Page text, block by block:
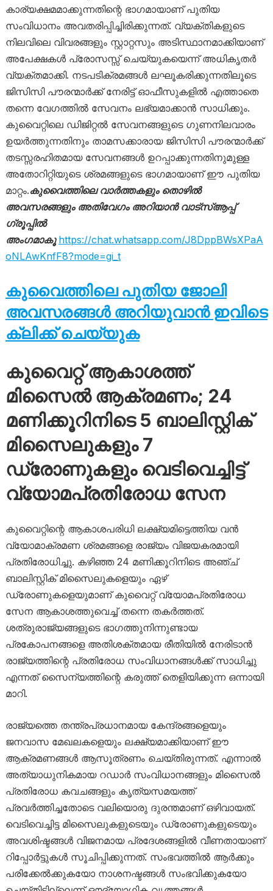
കാര്യക്ഷമമാക്കുന്നതിന്റെ ഭാഗമായാണ് പുതിയ
സംവിധാനം അവതരിപ്പിച്ചിരിക്കുന്നത്. വ്യക്തികളുടെ
നിലവിലെ വിവരങ്ങളും സ്റ്റാറ്റസും അടിസ്ഥാനമാക്കിയാണ്
അപേക്ഷകൾ പ്രോസസ്സ് ചെയ്യുകയെന്ന് അധികൃതർ
വ്യക്തമാക്കി. നടപടിക്രമങ്ങൾ ലഘൂകരിക്കുന്നതിലൂടെ
ജിസിസി പൗരന്മാർക്ക് നേരിട്ട് ഓഫീസുകളിൽ എത്താതെ
തന്നെ വേഗത്തിൽ സേവനം ലഭ്യമാക്കാൻ സാധിക്കും.
കുവൈറ്റിലെ ഡിജിറ്റൽ സേവനങ്ങളുടെ ഗുണനിലവാരം
ഉയർത്തുന്നതിനും താമസക്കാരായ ജിസിസി പൗരന്മാർക്ക്
തടസ്സരഹിതമായ സേവനങ്ങൾ ഉറപ്പാക്കുന്നതിനുമുള്ള
അതോറിറ്റിയുടെ ശ്രമങ്ങളുടെ ഭാഗമായാണ് ഈ പുതിയ
മാറ്റം.കുവൈത്തിലെ വാർത്തകളും തൊഴിൽ
അവസരങ്ങളും അതിവേഗം അറിയാൻ വാട്സ്ആപ്പ്
ഗ്രൂപ്പിൽ
അംഗമാകൂ https://chat.whatsapp.com/J8DppBWsXPaA
oNLAwKnfF8?mode=gi_t
കുവൈത്തിലെ പുതിയ ജോലി
അവസരങ്ങൾ അറിയുവാൻ ഇവിടെ
ക്ലിക്ക് ചെയ്യുക
കുവൈറ്റ് ആകാശത്ത്
മിസൈൽ ആക്രമണം; 24
മണിക്കൂറിനിടെ 5 ബാലിസ്റ്റിക്
മിസൈലുകളും 7
ഡ്രോണുകളും വെടിവെച്ചിട്ട്
വ്യോമപ്രതിരോധ സേന
കുവൈറ്റിന്റെ ആകാശപരിധി ലക്ഷ്യമിട്ടെത്തിയ വൻ
വ്യോമാക്രമണ ശ്രമങ്ങളെ രാജ്യം വിജയകരമായി
പ്രതിരോധിച്ചു. കഴിഞ്ഞ 24 മണിക്കൂറിനിടെ അഞ്ച്
ബാലിസ്റ്റിക് മിസൈലുകളെയും ഏഴ്
ഡ്രോണുകളെയുമാണ് കുവൈറ്റ് വ്യോമപ്രതിരോധ
സേന ആകാശത്തുവെച്ച് തന്നെ തകർത്തത്.
ശത്രുരാജ്യങ്ങളുടെ ഭാഗത്തുനിന്നുണ്ടായ
പ്രകോപനങ്ങളെ അതിശക്തമായ രീതിയിൽ നേരിടാൻ
രാജ്യത്തിന്റെ പ്രതിരോധ സംവിധാനങ്ങൾക്ക് സാധിച്ചു
എന്നത് സൈന്യത്തിന്റെ കരുത്ത് തെളിയിക്കുന്ന ഒന്നായി
മാറി.
രാജ്യത്തെ തന്ത്രപ്രധാനമായ കേന്ദ്രങ്ങളെയും
ജനവാസ മേഖലകളെയും ലക്ഷ്യമാക്കിയാണ് ഈ
ആക്രമണങ്ങൾ ആസൂത്രണം ചെയ്തിരുന്നത്. എന്നാൽ
അത്യാധുനികമായ റഡാർ സംവിധാനങ്ങളും മിസൈൽ
പ്രതിരോധ കവചങ്ങളും കൃത്യസമയത്ത്
പ്രവർത്തിച്ചതോടെ വലിയൊരു ദുരന്തമാണ് ഒഴിവായത്.
വെടിവെച്ചിട്ട മിസൈലുകളുടെയും ഡ്രോണുകളുടെയും
അവശിഷ്ടങ്ങൾ വിജനമായ പ്രദേശങ്ങളിൽ വീണതായാണ്
റിപ്പോർട്ടുകൾ സൂചിപ്പിക്കുന്നത്. സംഭവത്തിൽ ആർക്കും
പരിക്കേൽക്കുകയോ നാശനഷ്ടങ്ങൾ സംഭവിക്കുകയോ